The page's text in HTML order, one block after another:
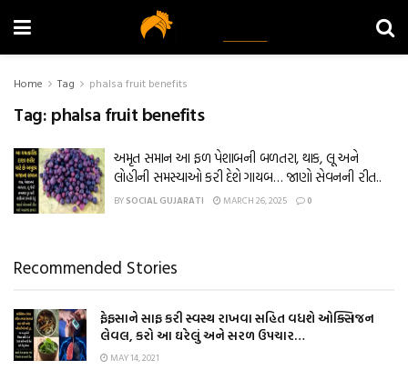
Home Tag phalsa fruit benefits
Tag: phalsa fruit benefits
અમૃત સમાન આ ફળ પેશાબની બળતરા, થાક, લૂ અને
લોહીની સમસ્યાઓ કરી દેશે ગાયબ… જાણો સેવનની રીત..
BY SOCIAL GUJARATI MARCH 26, 2025 0
Recommended Stories
ફેફસાને સાફ કરી સ્વસ્થ રાખવા સહિત વધશે ઓક્સિજન
લેવલ, કરો આ ઘરેલું અને સરળ ઉપચાર…
MAY 14, 2021